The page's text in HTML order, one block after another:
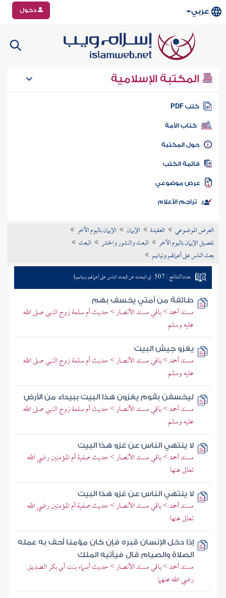
عربي دخول
المكتبة الإسلامية
كتب PDF
كتاب الأمة
المكتبة
الكتب
موضوعي
تراجم الأعلام
العرض الموضوعي العقيدة الإيمان
الإيمان باليوم الآخر
تفصيل الإيمان باليوم الآخر
البعث والنشور والحشر
البعث
بعث الناس على أعمالهم ونياتهم
عدد النتائج : 507 في البحث عن (بعث الناس على أعمالهم ونياتهم)
طائفة من أمتي يخسف بهم
مسند أحمد > باقي مسند الأنصار > حديث أم سلمة زوج النبي صلى الله
عليه وسلم
يغزو جيش البيت
مسند أحمد > باقي مسند الأنصار > حديث أم سلمة زوج النبي صلى الله
عليه وسلم
ليخسفن بقوم يغزون هذا البيت ببيداء من الأرض
مسند أحمد > باقي مسند الأنصار > حديث أم سلمة زوج النبي صلى الله
عليه وسلم
لا ينتهي الناس عن غزو هذا البيت
مسند أحمد > باقي مسند الأنصار > حديث صفية أم المؤمنين رضي الله
تعالى عنها
لا ينتهي الناس عن غزو هذا البيت
مسند أحمد > باقي مسند الأنصار > حديث صفية أم المؤمنين رضي الله
تعالى عنها
إذا دخل الإنسان قبره فإن كان مؤمنا أحف به عمله
الصلاة والصيام قال فيأتيه الملك
مسند أحمد > باقي مسند الأنصار > حديث أسماء بنت أبي بكر الصديق
رضي الله عنهما